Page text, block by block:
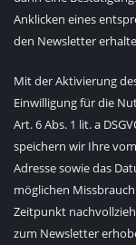
Anklicken eines
den Newsletter
Mit der Aktivierung
Einwilligung für die
Art. 6 Abs. 1 lit. a
speichern wir Ihre
Adresse sowie das
möglichen
Zeitpunkt
zum Newsletter